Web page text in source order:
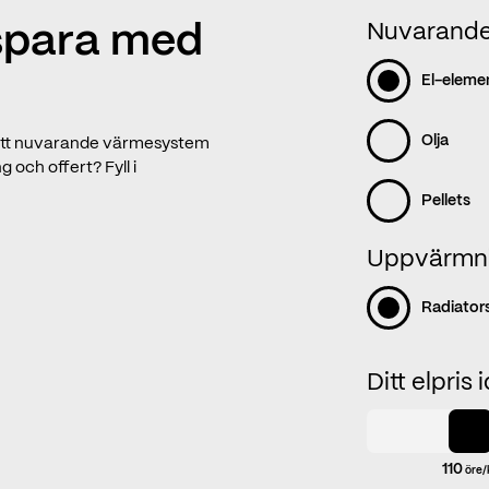
med
nuvarande värmesystem
och offert? Fyll i
El-
Olja
Pellets
Ditt elpris
110öre/
13 100